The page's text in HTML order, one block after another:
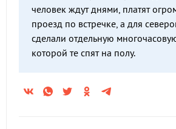
человек ждут днями, платят
проезд по встречке, а для
сделали отдельную
которой те спят на полу.